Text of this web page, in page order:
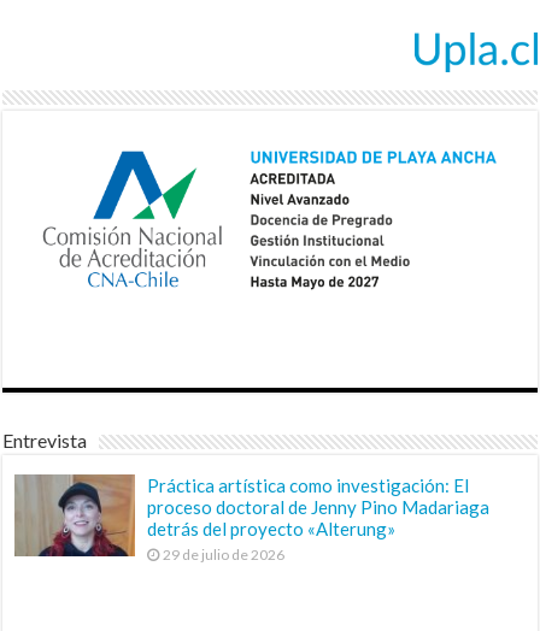
Entrevista
Práctica artística como investigación: El
proceso doctoral de Jenny Pino Madariaga
detrás del proyecto «Alterung»
29 de julio de 2026